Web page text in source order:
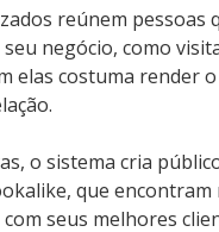
reúnem pessoas
negócio, como
elas costuma render
o sistema cria
que encontram
seus melhores